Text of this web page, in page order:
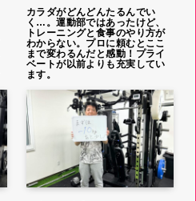
カラダがどんどんたるんでい
く…。運動部ではあったけど、
トレーニングと食事のやり方が
わからない。プロに頼むとここ
まで変わるんだと感動！プライ
ベートが以前よりも充実してい
ます。